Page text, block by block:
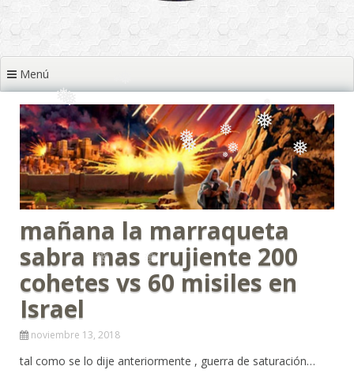
❅❅
❅
❅❅ ❅
❅
❅
❅ ❅
❅
❅
❅
Menú
mañana la marraqueta
sabra mas crujiente 200
cohetes vs 60 misiles en
Israel
noviembre 13, 2018
tal como se lo dije anteriormente , guerra de saturación…